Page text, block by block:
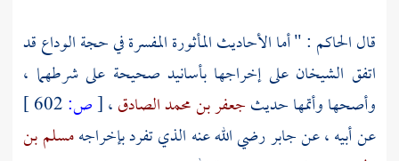
قالالحاكم : " أما الأحاديث المأثورة المفسرة في حجة الوداع قد
اتفق الشيخان على إخراجها بأسانيد صحيحة على شرطهما ،
وأصحها وأتمها حديثجعفر بن محمد الصادق،[ص:
عن أبيه ، عن جابر رضي الله عنه الذي تفرد بإخراجهمسلم بن